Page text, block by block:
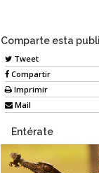
Comparte esta
Tweet
Compartir
Imprimir
Mail
Entérate